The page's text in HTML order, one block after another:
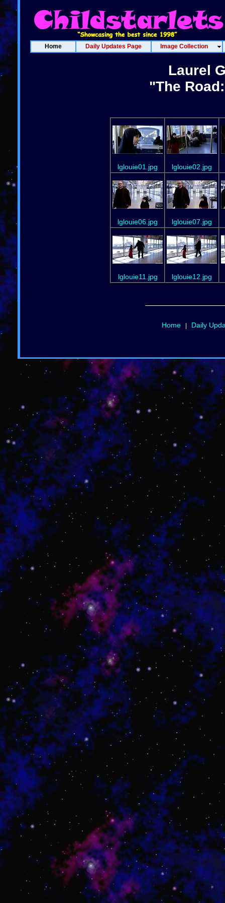
Home Daily Updates Page Image Collection
Laurel
"The
lglouie01.jpg lglouie02.jpg
lglouie06.jpg lglouie07.jpg
lglouie11.jpg lglouie12.jpg
Home| Daily